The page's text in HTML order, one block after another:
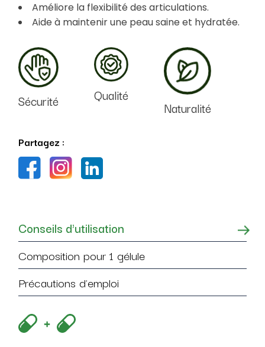
Améliore la flexibilité des articulations.
Aide à maintenir une peau saine et hydratée.
Sécurité Qualité
Naturalité
Partagez :
Conseils d'utilisation
Composition pour 1 gélule
Précautions d'emploi